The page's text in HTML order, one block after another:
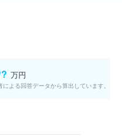
万円
よる回答データから算出しています。